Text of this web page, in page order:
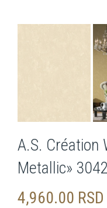
A.S. Création
Metallic»
4,960.00 RSD